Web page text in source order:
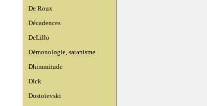
De Roux
Décadences
DeLillo
Démonologie, satanisme
Dhimmitude
Dick
Dostoïevski